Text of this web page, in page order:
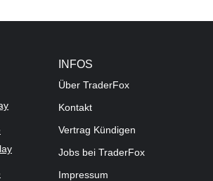
INFOS
Über TraderFox
Kontakt
Vertrag Kündigen
Jobs bei TraderFox
Impressum